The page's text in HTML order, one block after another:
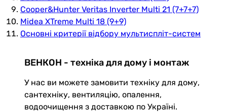
Cooper&Hunter Veritas Inverter Multi 21 (7+7+7)
Midea XTreme Multi 18 (9+9)
Основні критерії відбору мультиспліт-систем
ВЕНКОН - техніка для дому і монтаж
У нас ви можете замовити техніку для дому,
сантехніку, вентиляцію, опалення,
водоочищення з доставкою по Україні.